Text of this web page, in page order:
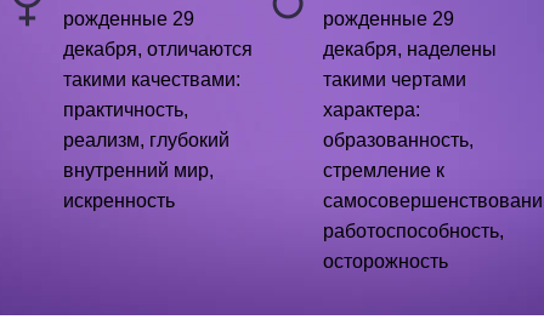
рожденные 29
декабря, отличаются
такими качествами:
практичность,
реализм, глубокий
внутренний мир,
искренность
рожденные 29
декабря, наделены
такими чертами
характера:
образованность,
стремление к
работоспособность,
осторожность